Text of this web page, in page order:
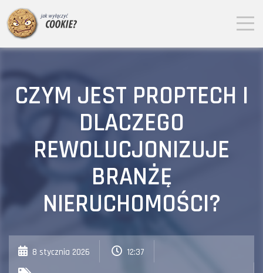
CZYM JEST PROPTECH I
DLACZEGO
REWOLUCJONIZUJE
BRANŻĘ
NIERUCHOMOŚCI?
8 stycznia 2026 12:37